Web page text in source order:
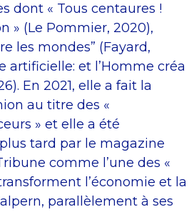
dont « Tous centaures !
» (Le Pommier, 2020),
les mondes” (Fayard,
artificielle: et l’Homme créa
En 2021, elle a fait la
au titre des «
» et elle a été
tard par le magazine
comme l’une des «
l’économie et la
parallèlement à ses